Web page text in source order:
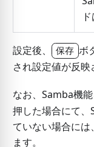
設定後、 保存 ボ
され設定値が反映
なお、Samba機能
押した場合にて
ていない場合に
ます。